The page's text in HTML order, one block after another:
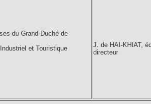
du Grand-Duché de
et Touristique
J. de HAI-KHIAT,
directeur